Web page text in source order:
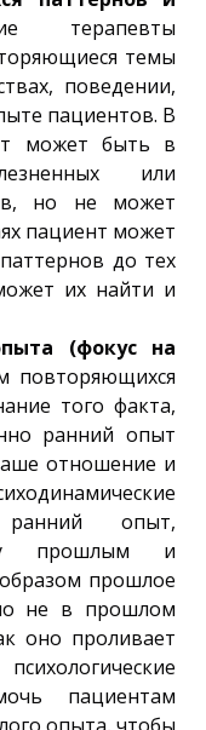
терапевты
темы
поведении,
пациентов. В
может быть в
или
но не может
пациент может
до тех
их найти и
(фокус на
повторяющихся
того факта,
ранний опыт
отношение и
ранний опыт,
прошлым и
прошлое
не в прошлом
оно проливает
пациентам